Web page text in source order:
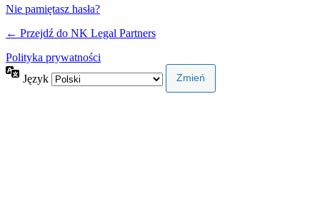
Nie pamiętasz hasła?
← Przejdź do NK Legal Partners
Polityka prywatności
Język